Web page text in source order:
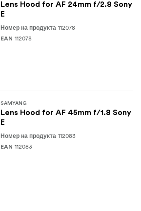
Lens Hood for AF 24mm f/2.8 Sony
E
Номер на продукта 112078
EAN 112078
SAMYANG
Lens Hood for AF 45mm f/1.8 Sony
E
Номер на продукта 112083
EAN 112083